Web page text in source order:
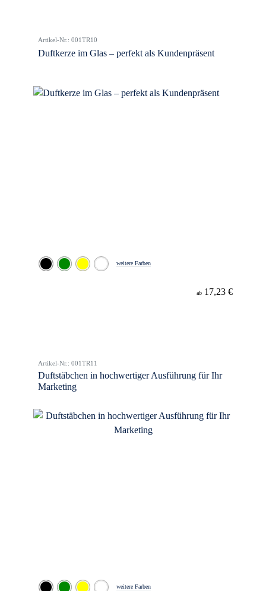
Artikel-Nr.: 001TR10
Duftkerze im Glas – perfekt als Kundenpräsent
weitere Farben
ab 17,23 €
Artikel-Nr.: 001TR11
Duftstäbchen in hochwertiger Ausführung für Ihr
Marketing
weitere Farben